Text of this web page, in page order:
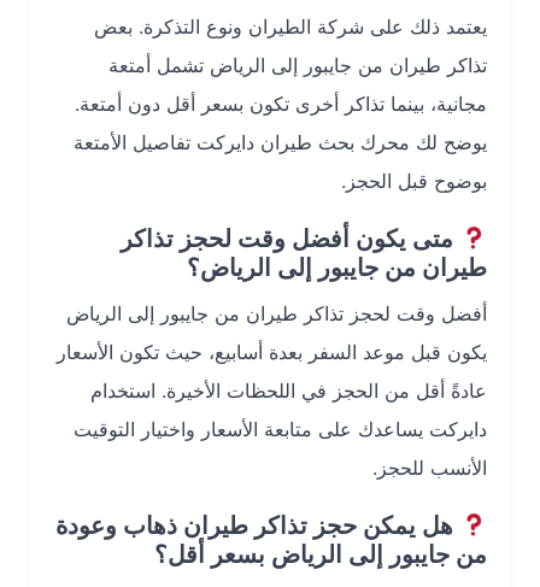
يعتمد ذلك على شركة الطيران ونوع التذكرة. بعض
تذاكر طيران من جايبور إلى الرياض تشمل أمتعة
مجانية، بينما تذاكر أخرى تكون بسعر أقل دون أمتعة.
يوضح لك محرك بحث طيران دايركت تفاصيل الأمتعة
بوضوح قبل الحجز.
متى يكون أفضل وقت لحجز تذاكر
طيران من جايبور إلى الرياض؟
أفضل وقت لحجز تذاكر طيران من جايبور إلى الرياض
يكون قبل موعد السفر بعدة أسابيع، حيث تكون الأسعار
عادةً أقل من الحجز في اللحظات الأخيرة. استخدام
دايركت يساعدك على متابعة الأسعار واختيار التوقيت
الأنسب للحجز.
هل يمكن حجز تذاكر طيران ذهاب وعودة
من جايبور إلى الرياض بسعر أقل؟